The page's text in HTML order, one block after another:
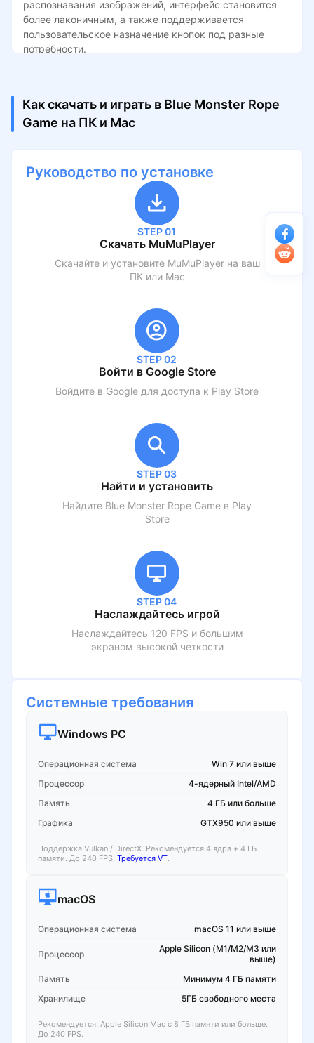
распознавания изображений, интерфейс становится
более лаконичным, а также поддерживается
пользовательское назначение кнопок под разные
потребности.
Как скачать и играть в Blue Monster Rope
Game на ПК и Mac
Руководство по установке
STEP 01
Скачать MuMuPlayer
Скачайте и установите MuMuPlayer на ваш
ПК или Mac
STEP 02
Войти в Google Store
Войдите в Google для доступа к Play Store
STEP 03
Найти и установить
Найдите Blue Monster Rope Game в Play
Store
STEP 04
Наслаждайтесь игрой
Наслаждайтесь 120 FPS и большим
экраном высокой четкости
Системные требования
Windows PC
Операционная система
Win 7 или выше
Процессор
4-ядерный Intel/AMD
Память
4 ГБ или больше
Графика
GTX950 или выше
Поддержка Vulkan / DirectX. Рекомендуется 4 ядра + 4 ГБ
памяти. До 240 FPS. Требуется VT.
macOS
Операционная система macOS 11 или выше
Процессор
Apple Silicon (M1/M2/M3 или
выше)
Память
Минимум 4 ГБ памяти
Хранилище
5ГБ свободного места
Рекомендуется: Apple Silicon Mac с 8 ГБ памяти или больше.
До 240 FPS.